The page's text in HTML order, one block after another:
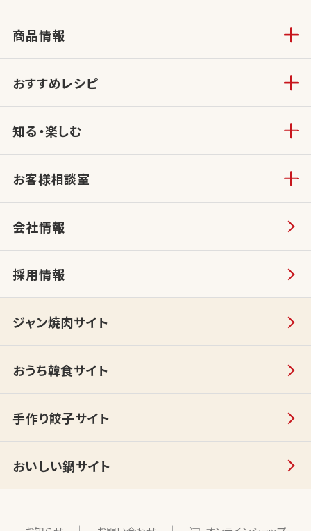
商品情報
おすすめレシピ
知る・楽しむ
お客様相談室
会社情報
採用情報
ジャン焼肉サイト
おうち韓食サイト
手作り餃子サイト
おいしい鍋サイト